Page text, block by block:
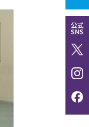
公式
SNS